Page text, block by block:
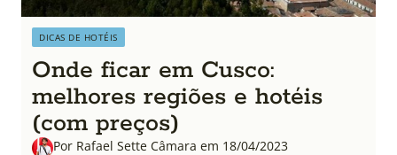
DICAS DE HOTÉIS
Onde ficar em Cusco:
melhores regiões e hotéis
(com preços)
Por Rafael Sette Câmara em 18/04/2023